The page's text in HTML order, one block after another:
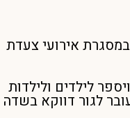
אירועי צעדת
יבוא ויספר לילדים ולילדות
לגור דווקא בשדה